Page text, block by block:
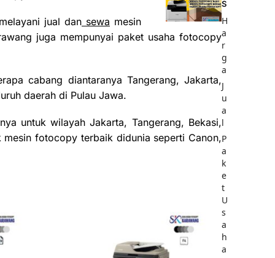
jual dan sewa mesin
juga mempunyai paket usaha fotocopy
cabang diantaranya Tangerang, Jakarta,
daerah di Pulau Jawa.
untuk wilayah Jakarta, Tangerang, Bekasi,
fotocopy terbaik didunia seperti Canon,
S
H
a
r
g
a
J
u
a
l
P
a
k
e
t
U
s
a
h
a